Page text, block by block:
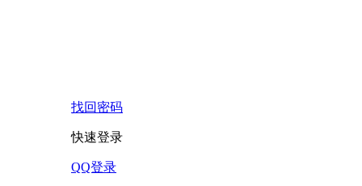
找回密码
快速登录
QQ登录